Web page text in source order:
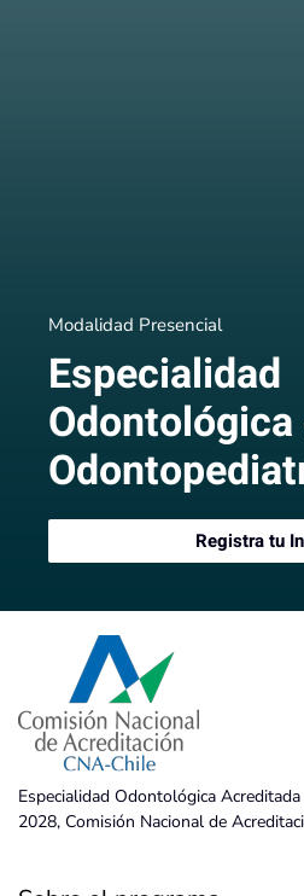
Modalidad Presencial
Especialidad
Odontológica
Registra tu
Especialidad Odontológica
2028, Comisión Nacional de